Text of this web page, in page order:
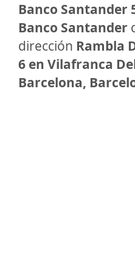
Banco Santander
Banco Santander
dirección Rambla
6 en Vilafranca
Barcelona,